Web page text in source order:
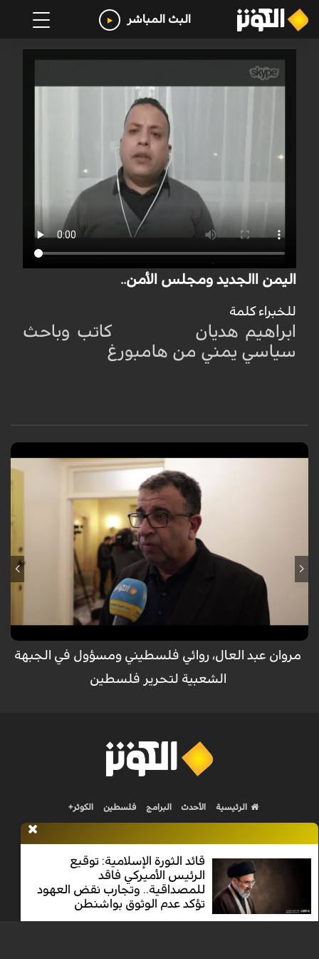
البث المباشر
اليمن االجديد ومجلس الأمن..
للخبراء كلمة
ابراهيم هديان كاتب وباحث
سياسي يمني من هامبورغ
الشهيد قاسم سليماني ودعمة للمقاومة الفلسطينية
مروان عبد العال، روائي فلسطيني ومسؤول في الجبهة
الشعبية لتحرير فلسطين
قائد الثورة الإسلامية: توقيع
الرئيس الأميركي فاقد
للمصداقية.. وتجارب نقض العهود
تؤكد عدم الوثوق بواشنطن
الرئيسية الأحدث البرامج فلسطين الكوثر+
Nilesat 11900 V | Badr 8 11747 V | Badr5 12284 V